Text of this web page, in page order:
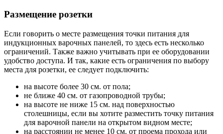
Размещение розетки
Если говорить о месте размещения точки питания для
индукционных варочных панелей, то здесь есть несколько
ограничений. Также важно учитывать при ее оборудовании
удобство доступа. И так, какие есть ограничения по выбору
места для розетки, ее следует подключить:
на высоте более 30 см. от пола;
не ближе 40 см. от газопроводной трубы;
на высоте не ниже 15 см. над поверхностью
столешницы, если вы хотите разместить точку питания
для варочной панели на открытом видном месте;
на расстоянии не менее 10 см. от проема прохода или